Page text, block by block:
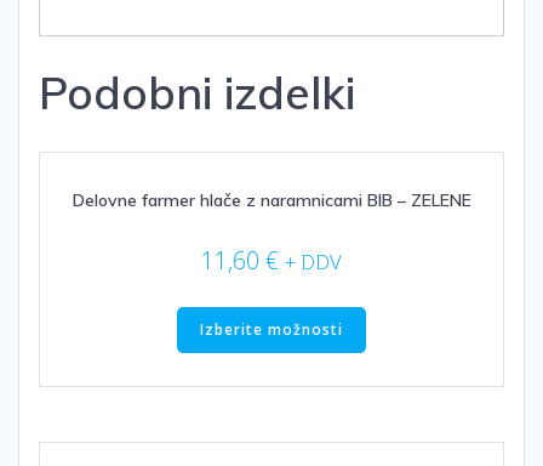
Podobni izdelki
Delovne farmer hlače z naramnicami BIB – ZELENE
11,60 € + DDV
Izberite možnosti
Ta
ima
več
Možnosti